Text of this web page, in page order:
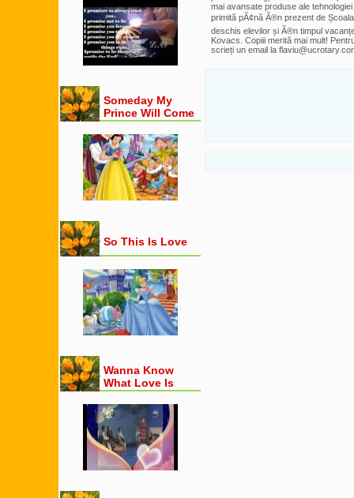
Someday My
Prince Will Come
So This Is Love
Wanna Know
What Love Is
mai avansate produse ale
primită pÃ¢nă Ã®n prezent de
deschis elevilor și Ã®n timpul
Kovacs. Copiii merită mai mult!
scrieți un email la